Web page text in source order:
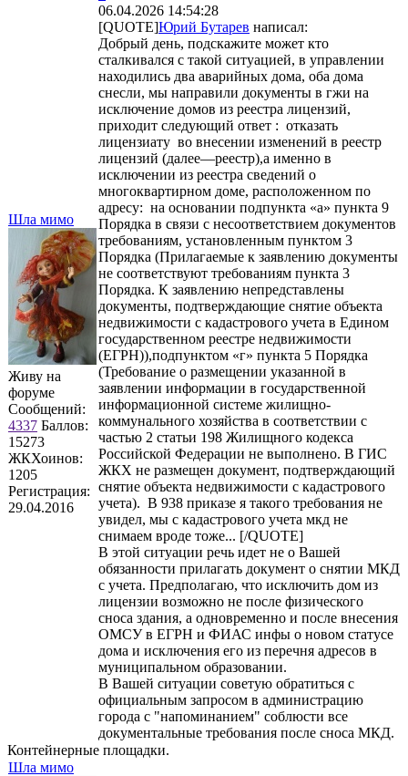
Шла мимо
Живу на
форуме
Сообщений:
4337 Баллов:
15273
ЖКХоинов:
1205
Регистрация:
29.04.2016
06.04.2026 14:54:28
[QUOTE]Юрий Бутарев написал:
Добрый день, подскажите может кто
сталкивался с такой ситуацией, в управлении
находились два аварийных дома, оба дома
снесли, мы направили документы в гжи на
исключение домов из реестра лицензий,
приходит следующий ответ : отказать
лицензиату во внесении изменений в реестр
лицензий (далее—реестр),а именно в
исключении из реестра сведений о
многоквартирном доме, расположенном по
адресу: на основании подпункта «а» пункта 9
Порядка в связи с несоответствием документов
требованиям, установленным пунктом 3
Порядка (Прилагаемые к заявлению документы
не соответствуют требованиям пункта 3
Порядка. К заявлению непредставлены
документы, подтверждающие снятие объекта
недвижимости с кадастрового учета в Едином
государственном реестре недвижимости
(ЕГРН)),подпунктом «г» пункта 5 Порядка
(Требование о размещении указанной в
заявлении информации в государственной
информационной системе жилищно-
коммунального хозяйства в соответствии с
частью 2 статьи 198 Жилищного кодекса
Российской Федерации не выполнено. В ГИС
ЖКХ не размещен документ, подтверждающий
снятие объекта недвижимости с кадастрового
учета). В 938 приказе я такого требования не
увидел, мы с кадастрового учета мкд не
снимаем вроде тоже... [/QUOTE]
В этой ситуации речь идет не о Вашей
обязанности прилагать документ о снятии МКД
с учета. Предполагаю, что исключить дом из
лицензии возможно не после физического
сноса здания, а одновременно и после внесения
ОМСУ в ЕГРН и ФИАС инфы о новом статусе
дома и исключения его из перечня адресов в
муниципальном образовании.
В Вашей ситуации советую обратиться с
официальным запросом в администрацию
города с "напоминанием" соблюсти все
документальные требования после сноса МКД.
Контейнерные площадки.
Шла мимо